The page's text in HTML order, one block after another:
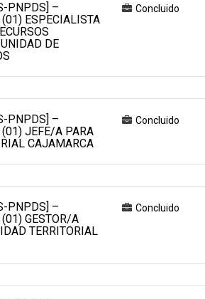
PNPDS] –
ESPECIALISTA
DE
Concluido
PNPDS] –
JEFE/A PARA
CAJAMARCA
Concluido
PNPDS] –
GESTOR/A
TERRITORIAL
Concluido